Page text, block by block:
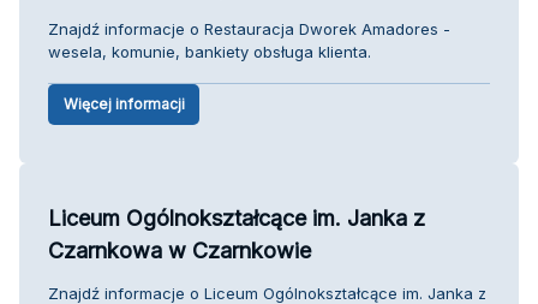
Znajdź informacje o Restauracja Dworek Amadores -
wesela, komunie, bankiety obsługa klienta.
Więcej informacji
Liceum Ogólnokształcące im. Janka z
Czarnkowa w Czarnkowie
Znajdź informacje o Liceum Ogólnokształcące im. Janka z